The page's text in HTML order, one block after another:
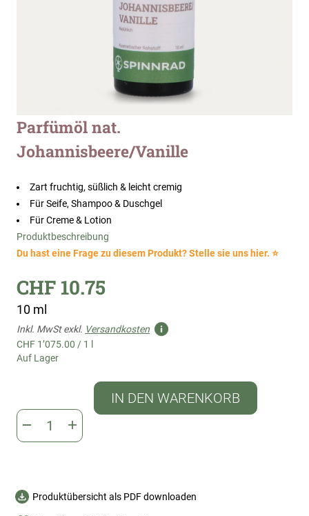
Zum
Anfang
der
Parfümöl nat.
Johannisbeere/Vanille
Zart fruchtig, süßlich & leicht cremig
Für Seife, Shampoo & Duschgel
Für Creme & Lotion
Produktbeschreibung
Du hast eine Frage zu diesem Produkt? Stelle sie uns hier. ⭐
CHF 10.75
10 ml
Inkl. MwSt exkl. Versandkosten
CHF 1’075.00 / 1 l
Auf Lager
IN DEN WARENKORB
Produktübersicht als PDF downloaden